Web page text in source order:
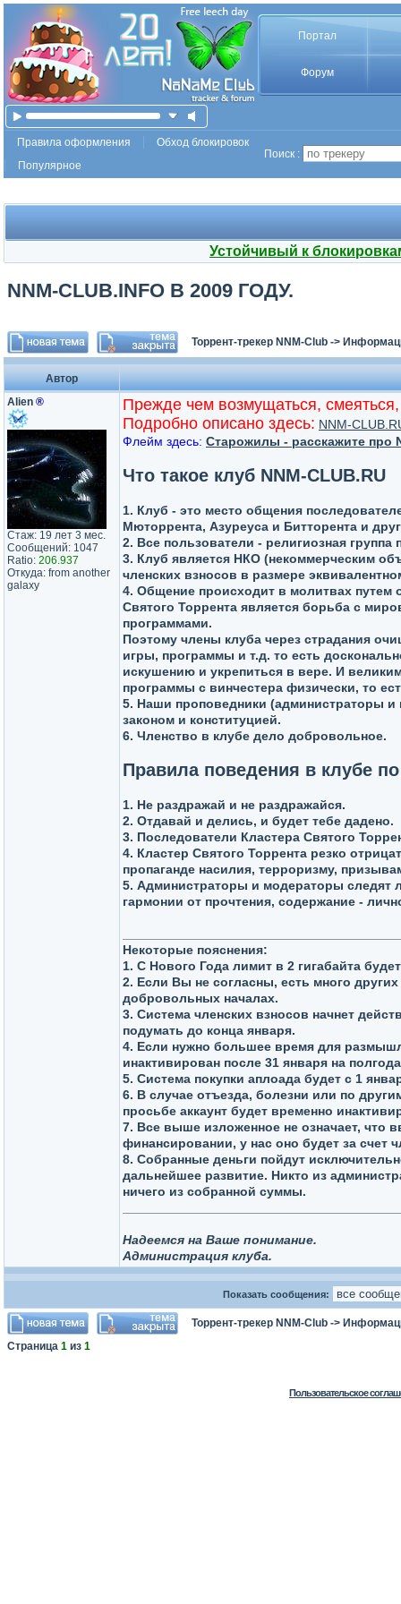
Портал
Форум
Правила оформления
Обход блокировок
Популярное
Поиск :
Устойчивый к
NNM-CLUB.INFO В 2009 ГОДУ.
Торрент-трекер NNM-Club ->
Автор
Alien ®
Стаж: 19 лет 3 мес.
Сообщений: 1047
Ratio: 206.937
Откуда: from another
galaxy
Прежде чем возмущаться, смеяться,
Подробно описано здесь: NNM-
Флейм здесь: Старожилы - расскажите про
Что такое клуб NNM-CLUB.RU
1. Клуб - это место общения
Мюторрента, Азуреуса и Битторента и
2. Все пользователи - религиозная
3. Клуб является НКО (некоммерческим
членских взносов в размере
4. Общение происходит в молитвах путем
Святого Торрента является борьба с
программами.
Поэтому члены клуба через страдания
игры, программы и т.д. то есть
искушению и укрепиться в вере. И
программы с винчестера физически, то
5. Наши проповедники (администраторы и
законом и конституцией.
6. Членство в клубе дело добровольное.
Правила поведения в клубе
1. Не раздражай и не раздражайся.
2. Отдавай и делись, и будет тебе дадено.
3. Последователи Кластера Святого
4. Кластер Святого Торрента резко
пропаганде насилия, терроризму,
5. Администраторы и модераторы следят
гармонии от прочтения, содержание -
Некоторые пояснения:
1. С Нового Года лимит в 2 гигабайта
2. Если Вы не согласны, есть много
добровольных началах.
3. Система членских взносов начнет
подумать до конца января.
4. Если нужно большее время для
инактивирован после 31 января на
5. Система покупки аплоада будет с 1
6. В случае отъезда, болезни или по
просьбе аккаунт будет временно
7. Все выше изложенное не означает, что
финансировании, у нас оно будет за счет
8. Собранные деньги пойдут
дальнейшее развитие. Никто из
ничего из собранной суммы.
Надеемся на Ваше понимание.
Администрация клуба.
Показать сообщения:
Торрент-трекер NNM-Club ->
Страница 1 из 1
Пользовательское